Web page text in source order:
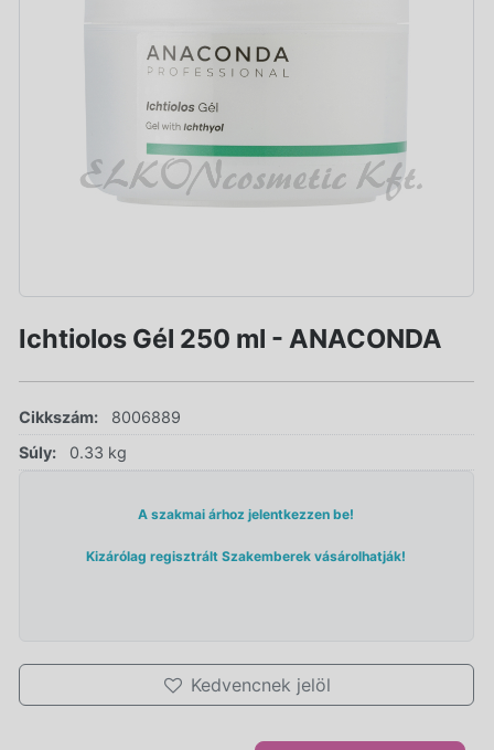
Ichtiolos Gél 250 ml - ANACONDA
Cikkszám:
8006889
Súly:
0.33 kg
A szakmai árhoz jelentkezzen be!
Kizárólag regisztrált Szakemberek vásárolhatják!
Kedvencnek jelöl